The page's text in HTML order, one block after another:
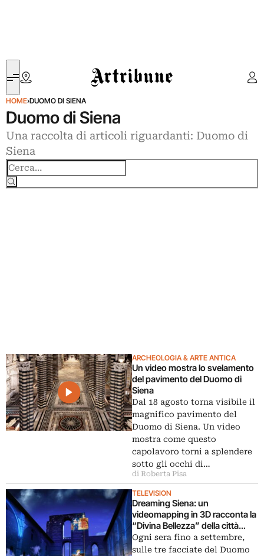
Artribune
HOME›DUOMO DI SIENA
Duomo di Siena
Una raccolta di articoli riguardanti: Duomo di
Siena
ARCHEOLOGIA & ARTE ANTICA
Un video mostra lo svelamento
del pavimento del Duomo di
Siena
Dal 18 agosto torna visibile il
magnifico pavimento del
Duomo di Siena. Un video
mostra come questo
capolavoro torni a splendere
sotto gli occhi di…
di Roberta Pisa
TELEVISION
Dreaming Siena: un
videomapping in 3D racconta la
“Divina Bellezza” della città
toscana
Ogni sera fino a settembre,
sulle tre facciate del Duomo